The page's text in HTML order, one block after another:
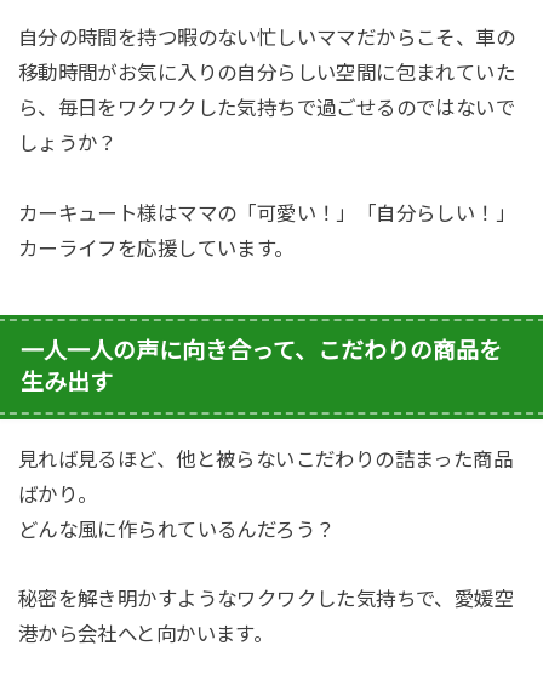
自分の時間を持つ暇のない忙しいママだからこそ、車の
移動時間がお気に入りの自分らしい空間に包まれていた
ら、毎日をワクワクした気持ちで過ごせるのではないで
しょうか？
カーキュート様はママの「可愛い！」「自分らしい！」
カーライフを応援しています。
一人一人の声に向き合って、こだわりの商品を
生み出す
見れば見るほど、他と被らないこだわりの詰まった商品
ばかり。
どんな風に作られているんだろう？
秘密を解き明かすようなワクワクした気持ちで、愛媛空
港から会社へと向かいます。